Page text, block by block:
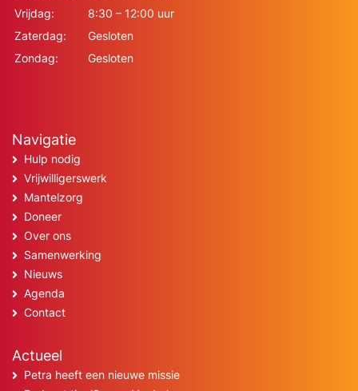
Vrijdag:
8:30 – 12:00 uur
Zaterdag:
Gesloten
Zondag:
Gesloten
Navigatie
Hulp nodig
Vrijwilligerswerk
Mantelzorg
Doneer
Over ons
Samenwerking
Nieuws
Agenda
Contact
Actueel
Petra heeft een nieuwe missie